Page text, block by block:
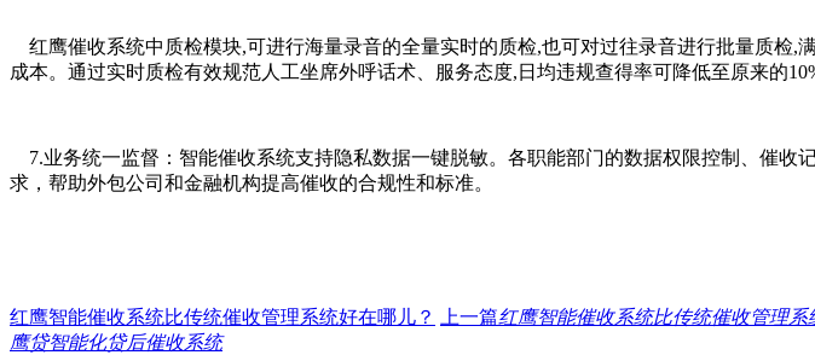
红鹰催收系统中质检模块,可进行海量录音的全量实时的质检,也可对过往录音进行批量质检,
成本。通过实时质检有效规范人工坐席外呼话术、服务态度,日均违规查得率可降低至原来的
7.业务统一监督：智能催收系统支持隐私数据一键脱敏。各职能部门的数据权限控制、催
求，帮助外包公司和金融机构提高催收的合规性和标准。
红鹰智能催收系统比传统催收管理系统好在哪儿？ 上一篇红鹰智能催收系统比传统催收管理系
鹰贷智能化贷后催收系统